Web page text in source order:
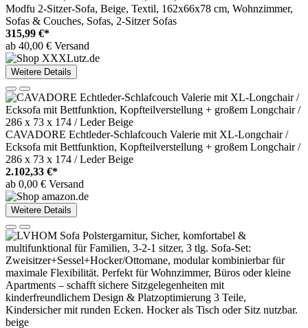
Modfu 2-Sitzer-Sofa, Beige, Textil, 162x66x78 cm, Wohnzimmer,
Sofas & Couches, Sofas, 2-Sitzer Sofas
315,99 €*
ab 40,00 € Versand
Weitere Details
CAVADORE Echtleder-Schlafcouch Valerie mit XL-Longchair /
Ecksofa mit Bettfunktion, Kopfteilverstellung + großem Longchair /
286 x 73 x 174 / Leder Beige
2.102,33 €*
ab 0,00 € Versand
Weitere Details